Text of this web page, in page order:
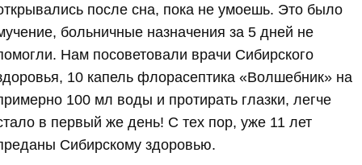
после сна, пока не умоешь. Это было
больничные назначения за 5 дней не
Нам посоветовали врачи Сибирского
10 капель флорасептика «Волшебник» на
100 мл воды и протирать глазки, легче
в первый же день! С тех пор, уже 11 лет
Сибирскому здоровью.